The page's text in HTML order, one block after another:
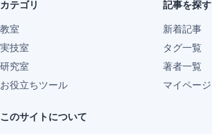
カテゴリ
教室
実技室
研究室
お役立ちツール
記事を探す
新着記事
タグ一覧
著者一覧
マイページ
このサイトについて